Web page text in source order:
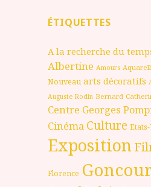
ÉTIQUETTES
A la recherche du
Albertine Amours
Nouveau arts décoratifs
Auguste Rodin Bernard
Centre Georges
Cinéma Culture
Exposition
Florence